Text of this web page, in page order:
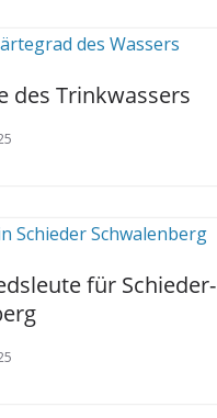
des Trinkwassers
für Schieder-